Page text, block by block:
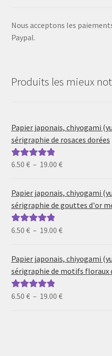
Nous acceptons les
Paypal.
Produits les mieux
Papier japonais, chiyogami
sérigraphie de rosaces dorées
Note5.00sur
6.50 € – 19.00 €Plage
prix :
6.50 €
19.00 €
Papier japonais, chiyogami
sérigraphie de gouttes d'or
Note5.00sur
6.50 € – 19.00 €Plage
prix :
6.50 €
19.00 €
Papier japonais, chiyogami
sérigraphie de motifs floraux
Note5.00sur
6.50 € – 19.00 €Plage